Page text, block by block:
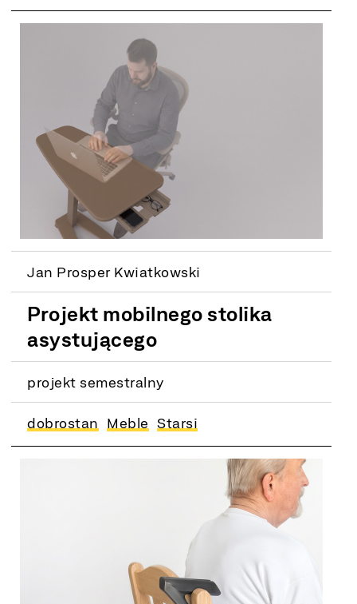
Jan Prosper Kwiatkowski
Projekt mobilnego stolika
asystującego
projekt semestralny
dobrostan Meble Starsi